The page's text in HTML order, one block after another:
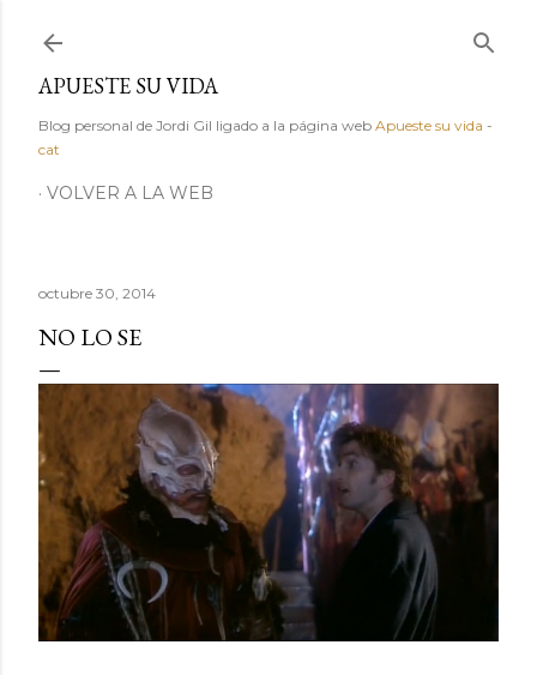
APUESTE SU VIDA
Blog personal de Jordi Gil ligado a la página web Apueste su vida -
cat
VOLVER A LA WEB
octubre 30, 2014
NO LO SE